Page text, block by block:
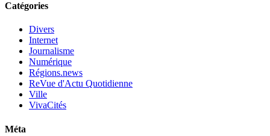
Catégories
Divers
Internet
Journalisme
Numérique
Régions.news
ReVue d'Actu Quotidienne
Ville
VivaCités
Méta